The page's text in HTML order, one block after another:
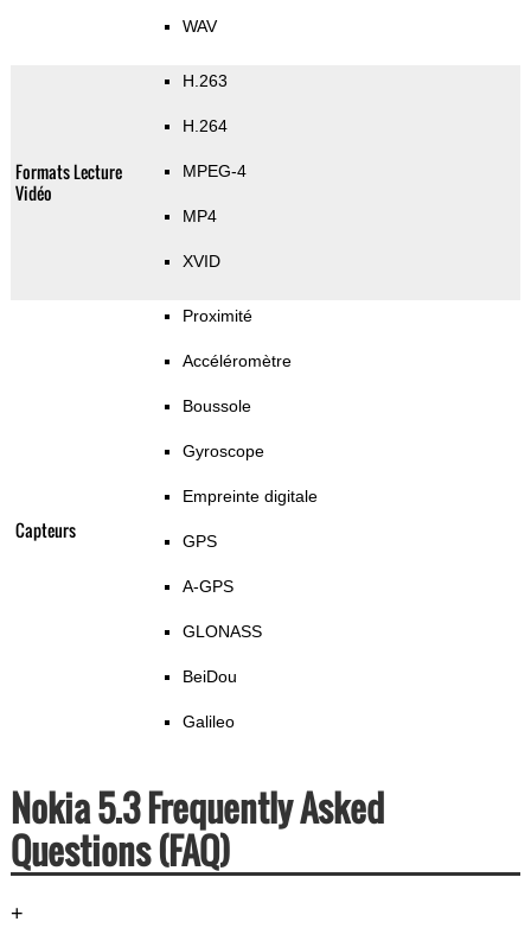
WAV
Formats Lecture
Vidéo
H.263
H.264
MPEG-4
MP4
XVID
Capteurs
Proximité
Accéléromètre
Boussole
Gyroscope
Empreinte digitale
GPS
A-GPS
GLONASS
BeiDou
Galileo
Nokia 5.3 Frequently Asked
Questions (FAQ)
+